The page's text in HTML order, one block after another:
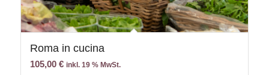
Roma in cucina
105,00 € inkl. 19 % MwSt.